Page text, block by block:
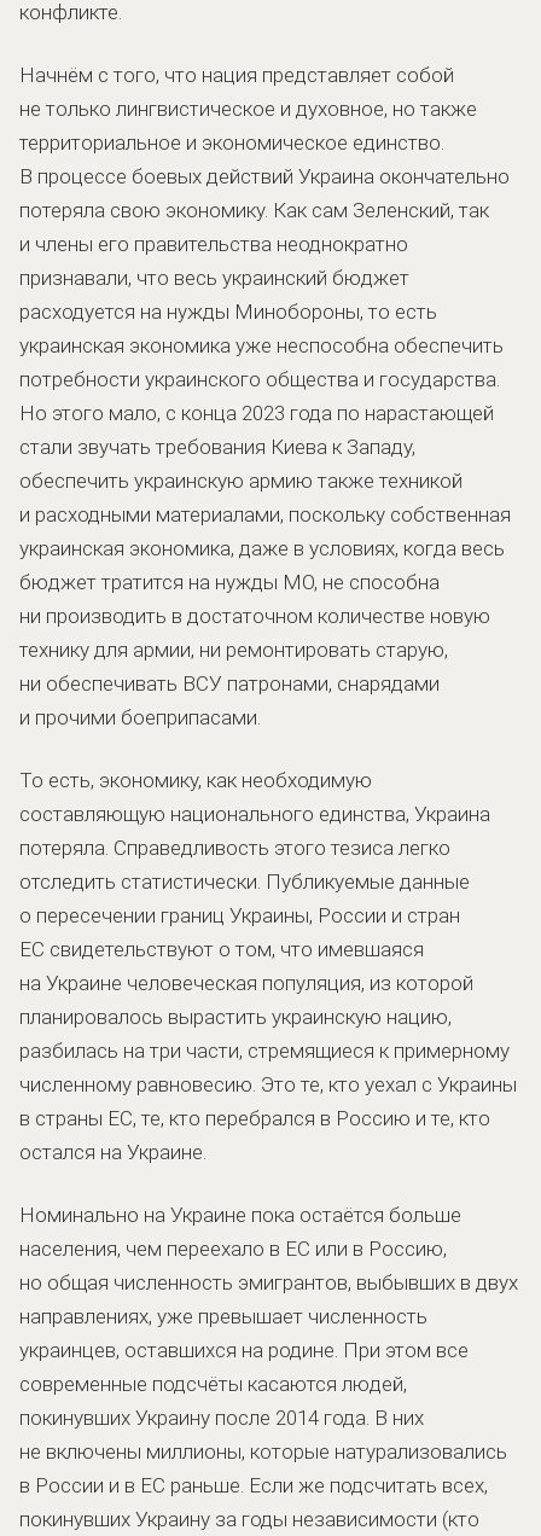
конфликте.
Начнём с того, что нация представляет собой
не только лингвистическое и духовное, но также
территориальное и экономическое единство.
В процессе боевых действий Украина окончательно
потеряла свою экономику. Как сам Зеленский, так
и члены его правительства неоднократно
признавали, что весь украинский бюджет
расходуется на нужды Минобороны, то есть
украинская экономика уже неспособна обеспечить
потребности украинского общества и государства.
Но этого мало, с конца 2023 года по нарастающей
стали звучать требования Киева к Западу,
обеспечить украинскую армию также техникой
и расходными материалами, поскольку собственная
украинская экономика, даже в условиях, когда весь
бюджет тратится на нужды МО, не способна
ни производить в достаточном количестве новую
технику для армии, ни ремонтировать старую,
ни обеспечивать ВСУ патронами, снарядами
и прочими боеприпасами.
То есть, экономику, как необходимую
составляющую национального единства, Украина
потеряла. Справедливость этого тезиса легко
отследить статистически. Публикуемые данные
о пересечении границ Украины, России и стран
ЕС свидетельствуют о том, что имевшаяся
на Украине человеческая популяция, из которой
планировалось вырастить украинскую нацию,
разбилась на три части, стремящиеся к примерному
численному равновесию. Это те, кто уехал с Украины
в страны ЕС, те, кто перебрался в Россию и те, кто
остался на Украине.
Номинально на Украине пока остаётся больше
населения, чем переехало в ЕС или в Россию,
но общая численность эмигрантов, выбывших в двух
направлениях, уже превышает численность
украинцев, оставшихся на родине. При этом все
современные подсчёты касаются людей,
покинувших Украину после 2014 года. В них
не включены миллионы, которые натурализовались
в России и в ЕС раньше. Если же подсчитать всех,
покинувших Украину за годы независимости (кто